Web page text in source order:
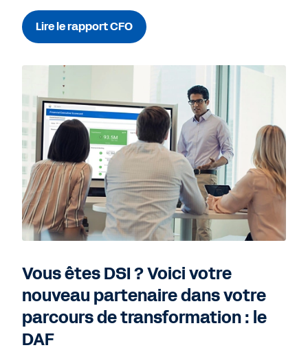
Lire le rapport CFO
Vous êtes DSI ? Voici votre
nouveau partenaire dans votre
parcours de transformation : le
DAF